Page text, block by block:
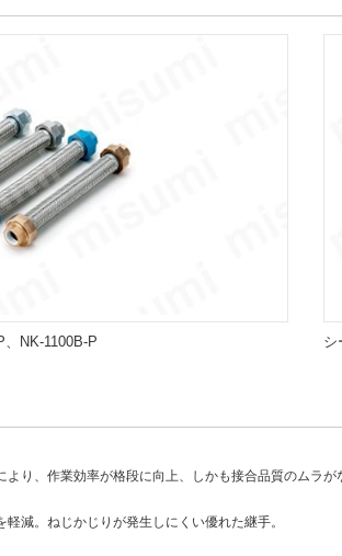
、NK-1100B-P シ
り、作業効率が格段に向上、しかも接合品質のムラが
減。ねじかじりが発生しにくい優れた継手。